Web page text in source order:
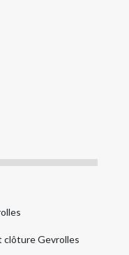
clôture Gevrolles